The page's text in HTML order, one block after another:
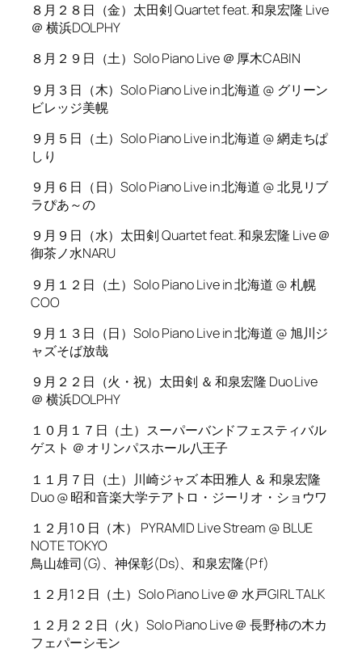
８月２８日（金）太田剣 Quartet feat. 和泉宏隆 Live
＠ 横浜DOLPHY
８月２９日（土）Solo Piano Live ＠ 厚木CABIN
９月３日（木）Solo Piano Live in 北海道 @ グリーン
ビレッジ美幌
９月５日（土）Solo Piano Live in 北海道 @ 網走ちぱ
しり
９月６日（日）Solo Piano Live in 北海道 @ 北見リブ
ラぴあ～の
９月９日（水）太田剣 Quartet feat. 和泉宏隆 Live ＠
御茶ノ水NARU
９月１２日（土）Solo Piano Live in 北海道 @ 札幌
COO
９月１３日（日）Solo Piano Live in 北海道 @ 旭川ジ
ャズそば放哉
９月２２日（火・祝）太田剣 ＆ 和泉宏隆 Duo Live
＠ 横浜DOLPHY
１０月１７日（土）スーパーバンドフェスティバル
ゲスト ＠ オリンパスホール八王子
１１月７日（土）川崎ジャズ 本田雅人 ＆ 和泉宏隆
Duo @ 昭和音楽大学テアトロ・ジーリオ・ショウワ
１２月1０日（木） PYRAMID Live Stream @ BLUE
NOTE TOKYO
鳥山雄司(G)、神保彰(Ds)、和泉宏隆(Pf)
１２月1２日（土）Solo Piano Live ＠ 水戸GIRL TALK
１２月２２日（火）Solo Piano Live ＠ 長野柿の木カ
フェパーシモン